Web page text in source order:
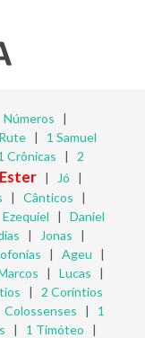
Números |
Rute| 1 Samuel
Crônicas | 2
Ester| Jó |
| Cânticos |
Ezequiel | Daniel
| Jonas |
| Ageu |
| Lucas |
| 2 Coríntios
Colossenses | 1
| 1 Timóteo |